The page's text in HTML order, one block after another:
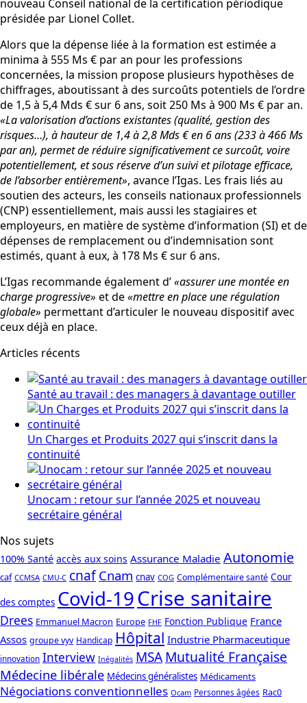
nouveau Conseil national de la certification périodique
présidée par Lionel Collet.
Alors que la dépense liée à la formation est estimée a
minima à 555 Ms € par an pour les professions
concernées, la mission propose plusieurs hypothèses de
chiffrages, aboutissant à des surcoûts potentiels de l’ordre
de 1,5 à 5,4 Mds € sur 6 ans, soit 250 Ms à 900 Ms € par an.
«La valorisation d’actions existantes (qualité, gestion des
risques…), à hauteur de 1,4 à 2,8 Mds € en 6 ans (233 à 466 Ms
par an), permet de réduire significativement ce surcoût, voire
potentiellement, et sous réserve d’un suivi et pilotage efficace,
de l’absorber entièrement», avance l’Igas. Les frais liés au
soutien des acteurs, les conseils nationaux professionnels
(CNP) essentiellement, mais aussi les stagiaires et
employeurs, en matière de système d’information (SI) et de
dépenses de remplacement ou d’indemnisation sont
estimés, quant à eux, à 178 Ms € sur 6 ans.
L’Igas recommande également d’«assurer une montée en
charge progressive» et de«mettre en place une régulation
globale» permettant d’articuler le nouveau dispositif avec
ceux déjà en place.
Articles récents
Santé au travail : des managers à davantage outiller
Un Charges et Produits 2027 qui s’inscrit dans la
continuité
Unocam : retour sur l’année 2025 et nouveau
secrétaire général
Nos sujets
100% Santé accès aux soins Assurance Maladie Autonomie
caf CCMSA CMU-C cnaf Cnam cnav COG Complémentaire santé Cour
des comptes Covid-19Crise sanitaire
Drees Emmanuel Macron Europe FHF Fonction Publique France
Assos groupe vyv Handicap Hôpital Industrie Pharmaceutique
innovation Interview Inégalités MSAMutualité Française
Médecine libérale Médecins généralistes Médicaments
Négociations conventionnelles Ocam Personnes âgées Rac0